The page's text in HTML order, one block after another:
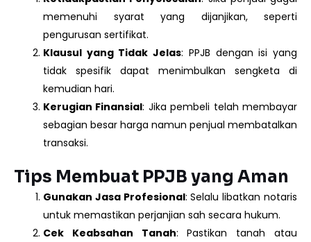
memenuhi syarat yang dijanjikan, seperti
pengurusan sertifikat.
Klausul yang Tidak Jelas: PPJB dengan isi yang
tidak spesifik dapat menimbulkan sengketa di
kemudian hari.
Kerugian Finansial: Jika pembeli telah membayar
sebagian besar harga namun penjual membatalkan
transaksi.
Tips Membuat PPJB yang Aman
Gunakan Jasa Profesional: Selalu libatkan notaris
untuk memastikan perjanjian sah secara hukum.
Cek Keabsahan Tanah: Pastikan tanah atau